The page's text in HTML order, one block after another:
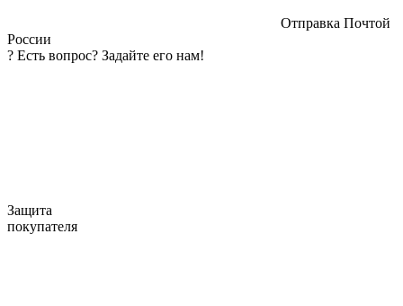
Отправка Почтой
России
? Есть вопрос? Задайте его нам!
Защита
покупателя